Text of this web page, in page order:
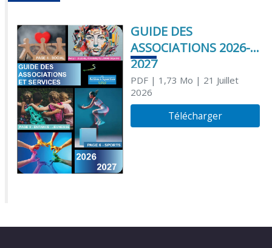
GUIDE DES
ASSOCIATIONS 2026-
2027
PDF| 1,73 Mo | 21 Juillet
2026
Télécharger